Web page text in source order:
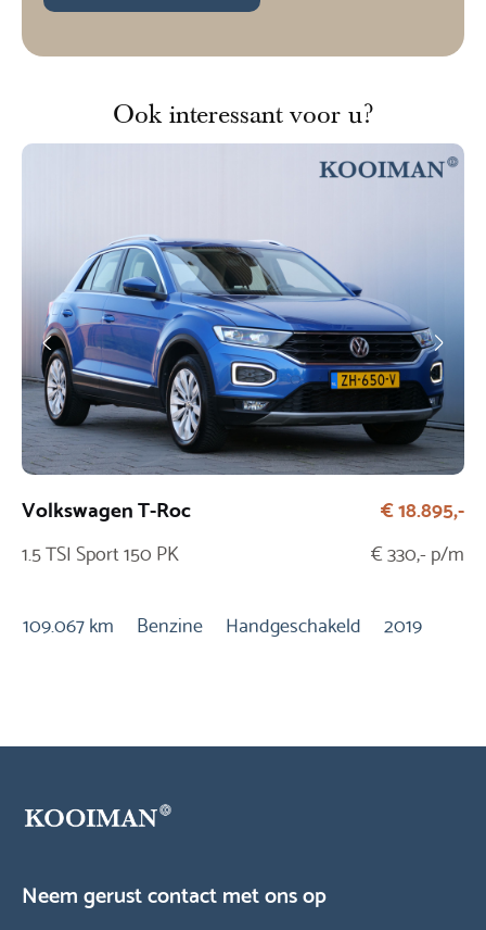
Ook interessant voor u?
Volkswagen T-Roc
1.5 TSI Sport 150 PK
€ 18.895,-
€ 330,- p/m
109.067 km Benzine Handgeschakeld 2019
Neem gerust contact met ons op